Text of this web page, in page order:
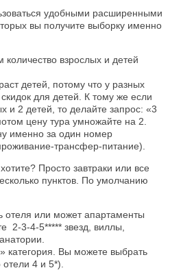
удобными расширенными
вы получите выборку именно
количество взрослых и детей
детей, потому что у разных
для детей. К тому же если
и 2 детей, то делайте запрос: «3
цену тура умножайте на 2.
именно за один номер
трансфер-питание).
Просто завтраки или все
пунктов. По умолчанию
отеля или может апартаменты
2-3-4-5***** звезд, виллы,
категория. Вы можете выбрать
4 и 5*).